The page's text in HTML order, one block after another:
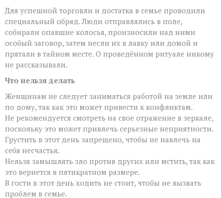
Для успешной торговли и достатка в семье проводили
специальный обряд. Люди отправлялись в поле,
собирали опавшие колосья, произносили над ними
особый заговор, затем несли их в лавку или домой и
прятали в тайном месте. О проведённом ритуале никому
не рассказывали.
Что нельзя делать
Женщинам не следует заниматься работой на земле или
по дому, так как это может привести к конфликтам.
Не рекомендуется смотреть на свое отражение в зеркале,
поскольку это может привлечь серьезные неприятности.
Грустить в этот день запрещено, чтобы не навлечь на
себя несчастья.
Нельзя замышлять зло против других или мстить, так как
это вернется в пятикратном размере.
В гости в этот день ходить не стоит, чтобы не вызвать
проблем в семье.